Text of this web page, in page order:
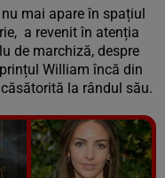
mai apare în spațiul
a revenit în atenția
de marchiză, despre
William încă din
la rândul său.